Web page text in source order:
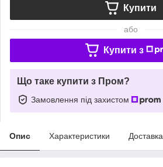
Купити
або
Купити з
Що таке купити з Пром?
Замовлення під захистом
Опис Характеристики Доставка